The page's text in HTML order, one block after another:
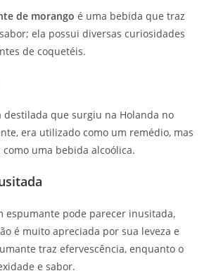
de morango é uma bebida que traz
ela possui diversas curiosidades
de coquetéis.
destilada que surgiu na Holanda no
era utilizado como um remédio, mas
uma bebida alcoólica.
espumante pode parecer inusitada,
é muito apreciada por sua leveza e
traz efervescência, enquanto o
e sabor.